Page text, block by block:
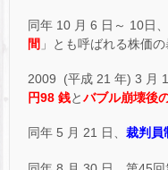
同年 10 月 6 日～ 10日
間 」とも呼ばれる株価の
2009 (平成 21 年) 3 月
円98 銭とバブル崩壊後
同年 5 月 21 日、 裁判員